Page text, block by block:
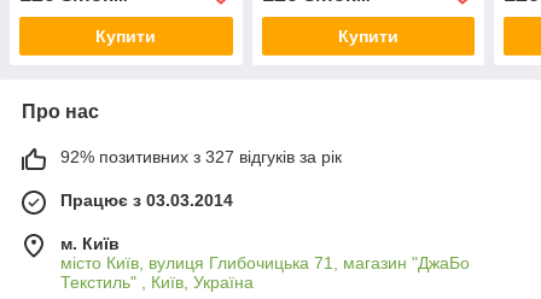
Купити Купити
Про нас
92% позитивних з 327 відгуків за рік
Працює з 03.03.2014
м. Київ
місто Київ, вулиця Глибочицька 71, магазин "ДжаБо
Текстиль" , Київ, Україна